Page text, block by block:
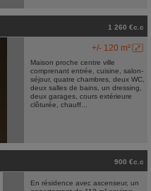
1 260 €c.c
+/- 120 m²
Maison proche centre ville
comprenant entrée, cuisine, salon-
séjour, quatre chambres, deux WC,
deux salles de bains, un dressing,
deux garages, cours extérieure
clôturée, chauff...
900 €c.c
En résidence avec ascenseur, un